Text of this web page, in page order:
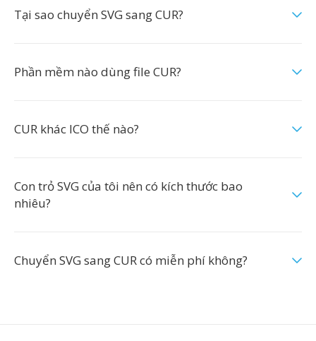
Tại sao chuyển SVG sang CUR?
Phần mềm nào dùng file CUR?
CUR khác ICO thế nào?
Con trỏ SVG của tôi nên có kích thước bao
nhiêu?
Chuyển SVG sang CUR có miễn phí không?